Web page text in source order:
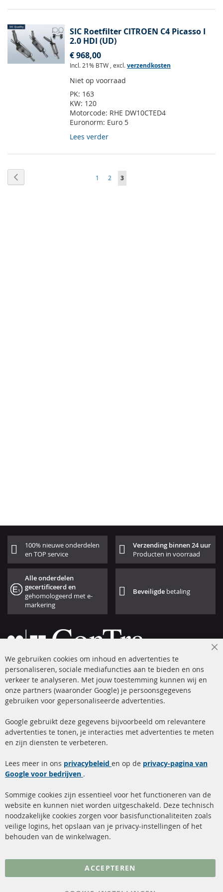
SIC Roetfilter CITROEN C4 Picasso I
2.0 HDI (UD)
€ 968,00
Incl. 21% BTW , excl.verzendkosten
Niet op voorraad
PK: 163
KW: 120
Motorcode: RHE DW10CTED4
Euronorm: Euro 5
Lees verder
Pagina
Pagina
1 Pagina
2
U
3
100% nieuwe onderdelen
en TOP service
Verzending binnen 24 uur
Producten in voorraad
Alle onderdelen
gecertificeerd en
gehomologeerd met e-
markering
Beveiligde betaling
+49 (0) 4533 799 00 0
ma-do: 09-17 u, vr Fr 09-16 u
info@contra-automotive.de
facebook
instagram
Snelle links
Roetfilter reiniging
Katalysator (KAT)
sensoren
FAQ
Kundenservice
Verzendingskosten
Contact
Annuleer contract
Gegevensbescherming
We gebruiken cookies om inhoud en advertenties te
personaliseren, sociale mediafuncties aan te bieden en ons
verkeer te analyseren. Met jouw toestemming kunnen wij en
onze partners (waaronder Google) je persoonsgegevens
gebruiken voor gepersonaliseerde advertenties.
Google gebruikt deze gegevens bijvoorbeeld om relevantere
advertenties te tonen, je interacties met advertenties te meten
en zijn diensten te verbeteren.
Lees meer in ons privacybeleid en op de privacy-pagina van
Google voor bedrijven .
Sommige cookies zijn essentieel voor het functioneren van de
website en kunnen niet worden uitgeschakeld. Deze technisch
noodzakelijke cookies zorgen voor basisfunctionaliteiten zoals
veilige logins, het opslaan van je privacy-instellingen of het
behouden van de winkelwagen.
ACCEPTEREN